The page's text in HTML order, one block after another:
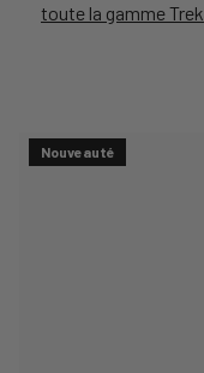
toute la gamme Trek
Nouveauté